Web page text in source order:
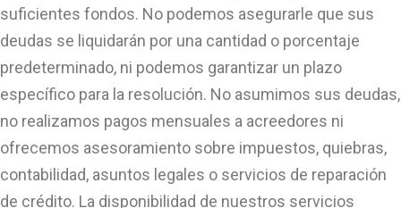
suficientes fondos. No podemos asegurarle que sus
deudas se liquidarán por una cantidad o porcentaje
predeterminado, ni podemos garantizar un plazo
específico para la resolución. No asumimos sus deudas,
no realizamos pagos mensuales a acreedores ni
ofrecemos asesoramiento sobre impuestos, quiebras,
contabilidad, asuntos legales o servicios de reparación
de crédito. La disponibilidad de nuestros servicios